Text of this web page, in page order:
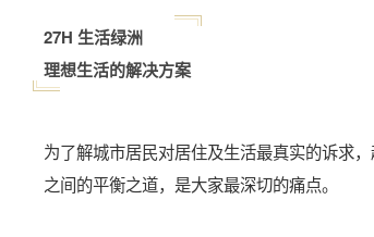
27H 生活绿洲
理想生活的解决方案
为了解城市居民对居住及生活最真实的诉求
之间的平衡之道，是大家最深切的痛点。